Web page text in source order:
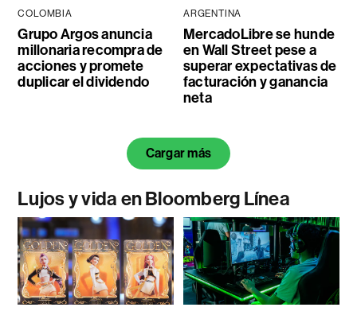
COLOMBIA
Grupo Argos anuncia
millonaria recompra de
acciones y promete
duplicar el dividendo
ARGENTINA
MercadoLibre se hunde
en Wall Street pese a
superar expectativas de
facturación y ganancia
neta
Cargar más
Lujos y vida en Bloomberg Línea